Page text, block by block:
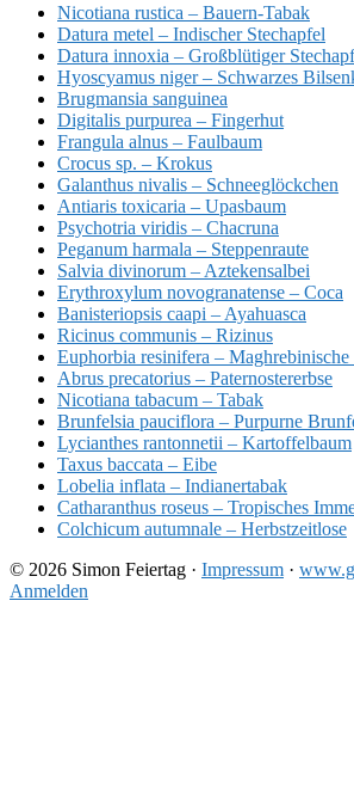
Nicotiana rustica – Bauern-Tabak
Datura metel – Indischer Stechapfel
Datura innoxia – Großblütiger
Hyoscyamus niger – Schwarzes
Brugmansia sanguinea
Digitalis purpurea – Fingerhut
Frangula alnus – Faulbaum
Crocus sp. – Krokus
Galanthus nivalis – Schneeglöckchen
Antiaris toxicaria – Upasbaum
Psychotria viridis – Chacruna
Peganum harmala – Steppenraute
Salvia divinorum – Aztekensalbei
Erythroxylum novogranatense – Coca
Banisteriopsis caapi – Ayahuasca
Ricinus communis – Rizinus
Euphorbia resinifera –
Abrus precatorius – Paternostererbse
Nicotiana tabacum – Tabak
Brunfelsia pauciflora – Purpurne
Lycianthes rantonnetii – Kartoffelbaum
Taxus baccata – Eibe
Lobelia inflata – Indianertabak
Catharanthus roseus – Tropisches
Colchicum autumnale – Herbstzeitlose
© 2026 Simon Feiertag · Impressum ·
Anmelden